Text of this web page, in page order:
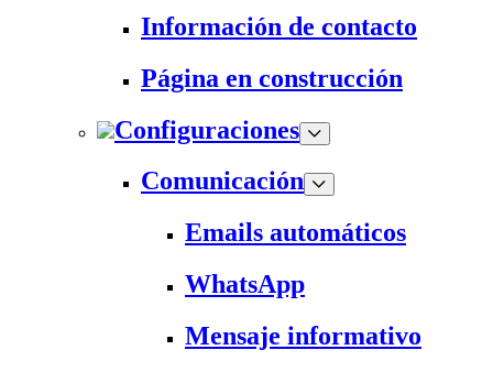
Información de contacto
Página en construcción
Configuraciones
Comunicación
Emails automáticos
WhatsApp
Mensaje informativo